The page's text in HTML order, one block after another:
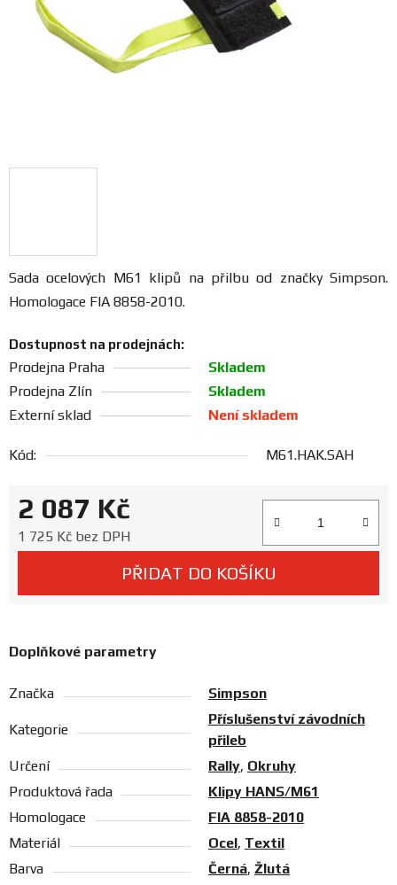
Profil
firmy
Ceníky
a
katalogy
Prodejny
Sada ocelových M61 klipů na přilbu od značky Simpson.
Homologace FIA 8858-2010.
Dostupnost na prodejnách:
Prodejna Praha
Skladem
Prodejna Zlín
Skladem
Externí sklad
Není skladem
Kód: M61.HAK.SAH
2 087 Kč
1 725 Kč bez DPH
PŘIDAT DO KOŠÍKU
Doplňkové parametry
Značka Simpson
Kategorie
Příslušenství závodních
přileb
Určení
Rally, Okruhy
Produktová řada
Klipy HANS/M61
Homologace
FIA 8858-2010
Materiál
Ocel, Textil
Barva
Černá, Žlutá